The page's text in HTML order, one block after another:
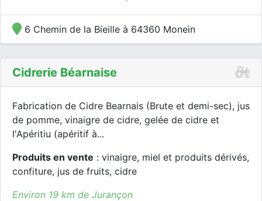
6 Chemin de la Bieille à 64360 Monein
Cidrerie Béarnaise
Fabrication de Cidre Bearnais (Brute et demi-sec), jus
de pomme, vinaigre de cidre, gelée de cidre et
l'Apéritiu (apéritif à...
Produits en vente : vinaigre, miel et produits dérivés,
confiture, jus de fruits, cidre
Environ 19 km de Jurançon